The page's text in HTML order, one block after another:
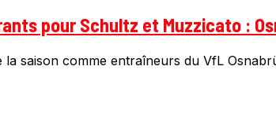
pour Schultz et Muzzicato :
saison comme entraîneurs du VfL